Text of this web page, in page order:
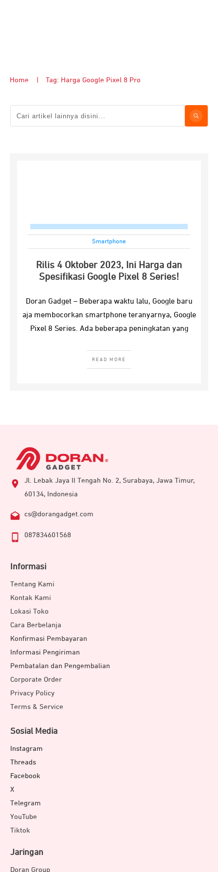
Home Tag: Harga Google Pixel 8 Pro
Smartphone
Rilis 4 Oktober 2023, Ini Harga dan
Spesifikasi Google Pixel 8 Series!
Doran Gadget – Beberapa waktu lalu, Google baru
aja membocorkan smartphone teranyarnya, Google
Pixel 8 Series. Ada beberapa peningkatan yang
READ MORE
Jl. Lebak Jaya II Tengah No. 2, Surabaya, Jawa Timur,
60134, Indonesia
cs@dorangadget.com
087834601568
Informasi
Tentang Kami
Kontak Kami
Lokasi Toko
Cara Berbelanja
Konfirmasi Pembayaran
Informasi Pengiriman
Pembatalan dan Pengembalian
Corporate Order
Privacy Policy
Terms & Service
Sosial Media
Instagram
Threads
Facebook
X
Telegram
YouTube
Tiktok
Jaringan
Doran Group